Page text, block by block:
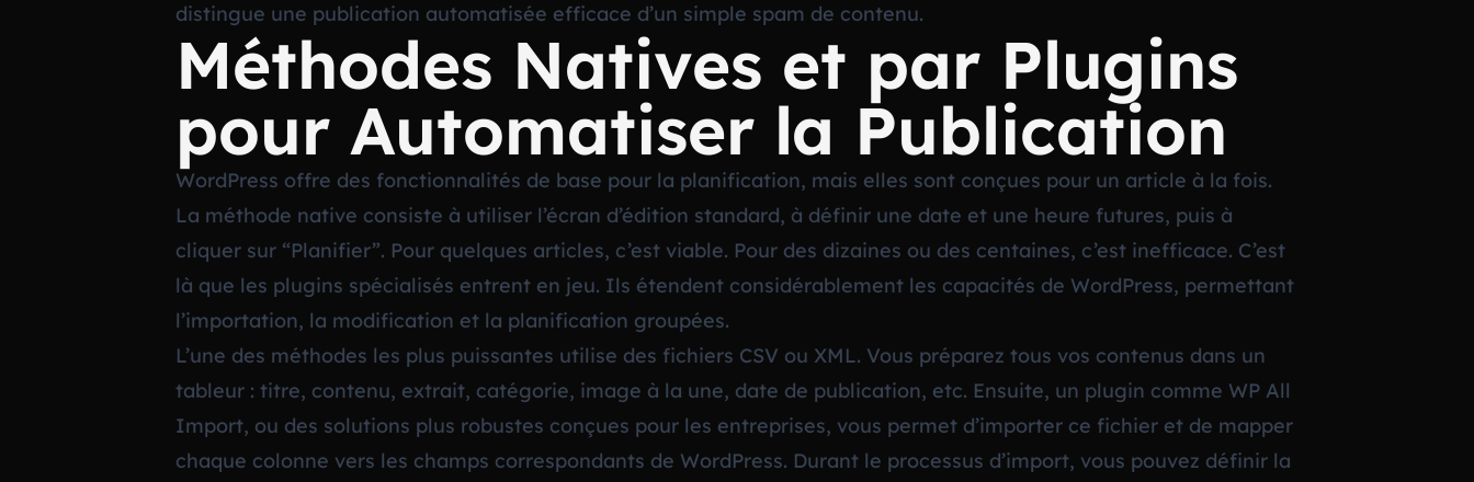
distingue une publication automatisée efficace d’un simple spam de contenu.
Méthodes Natives et par Plugins
pour Automatiser la Publication
WordPress offre des fonctionnalités de base pour la planification, mais elles sont conçues pour un article à la fois.
La méthode native consiste à utiliser l’écran d’édition standard, à définir une date et une heure futures, puis à
cliquer sur “Planifier”. Pour quelques articles, c’est viable. Pour des dizaines ou des centaines, c’est inefficace. C’est
là que les plugins spécialisés entrent en jeu. Ils étendent considérablement les capacités de WordPress, permettant
l’importation, la modification et la planification groupées.
L’une des méthodes les plus puissantes utilise des fichiers CSV ou XML. Vous préparez tous vos contenus dans un
tableur : titre, contenu, extrait, catégorie, image à la une, date de publication, etc. Ensuite, un plugin comme WP All
Import, ou des solutions plus robustes conçues pour les entreprises, vous permet d’importer ce fichier et de mapper
chaque colonne vers les champs correspondants de WordPress. Durant le processus d’import, vous pouvez définir la